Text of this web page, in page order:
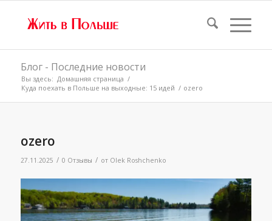
Блог - Последние новости
Вы здесь: Домашняя страница /
Куда поехать в Польше на выходные: 15 идей / ozero
ozero
27.11.2025 / 0 Отзывы / от Olek Roshchenko